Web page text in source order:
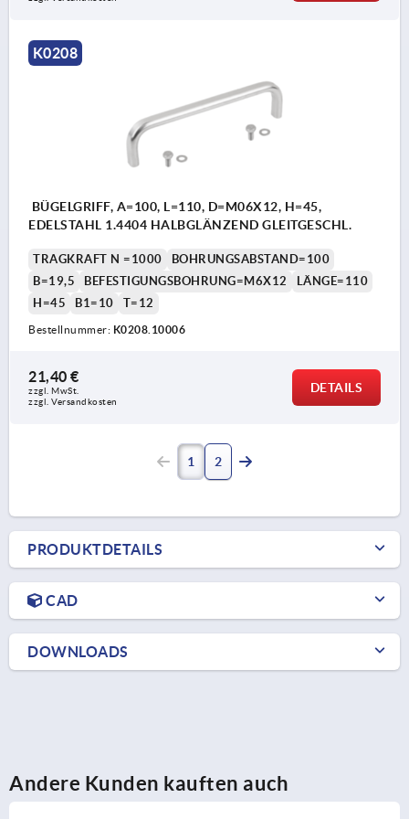
K0208
BÜGELGRIFF, A=100, L=110, D=M06X12, H=45,
EDELSTAHL 1.4404 HALBGLÄNZEND GLEITGESCHL.
TRAGKRAFT N =1000
BOHRUNGSABSTAND=100
B=19,5
BEFESTIGUNGSBOHRUNG=M6X12
LÄNGE=110
H=45
B1=10 T=12
Bestellnummer: K0208.10006
21,40 €
zzgl. MwSt.
zzgl. Versandkosten
DETAILS
1 2
PRODUKTDETAILS
CAD
DOWNLOADS
Andere Kunden kauften auch